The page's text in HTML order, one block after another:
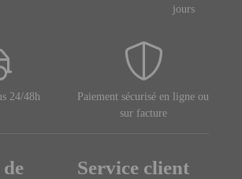
jours
24/48h
Paiement sécurisé en ligne ou
sur facture
Service client